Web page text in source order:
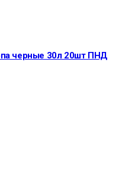
черные 30л 20шт ПНД